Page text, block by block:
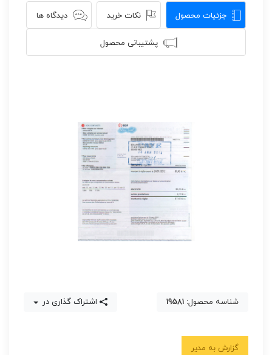
جزئیات محصول نکات خرید دیدگاه ها
پشتیبانی محصول
شناسه محصول: 19581 اشتراک گذاری در
گزارش به مدیر